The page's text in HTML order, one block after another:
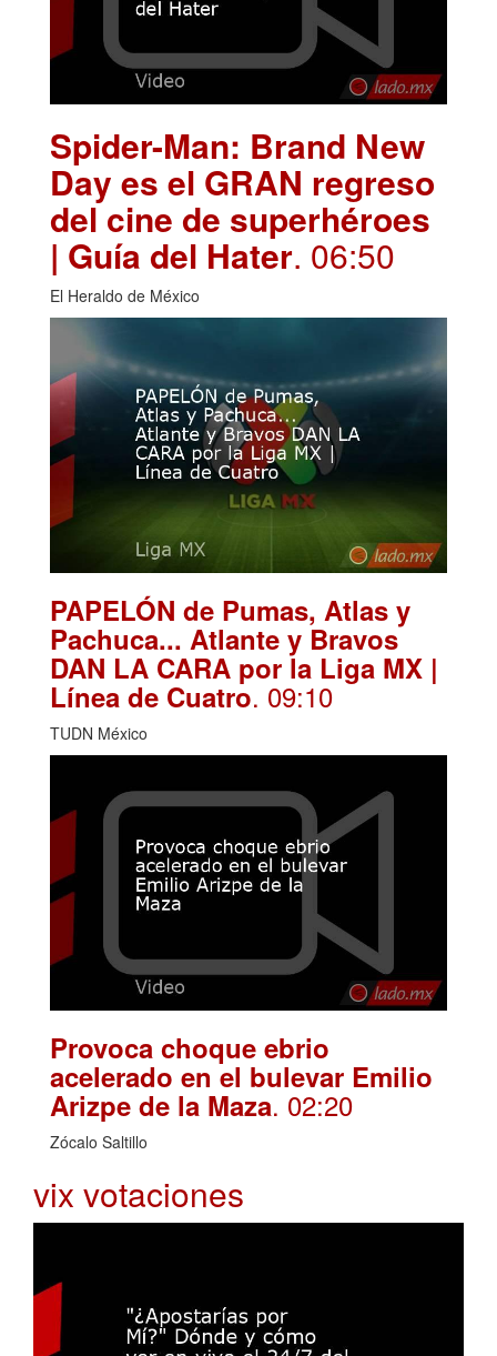
Spider-Man: Brand New
Day es el GRAN regreso
del cine de superhéroes
| Guía del Hater. 06:50
El Heraldo de México
PAPELÓN de Pumas, Atlas y
Pachuca... Atlante y Bravos
DAN LA CARA por la Liga MX |
Línea de Cuatro. 09:10
TUDN México
Provoca choque ebrio
acelerado en el bulevar Emilio
Arizpe de la Maza. 02:20
Zócalo Saltillo
vix votaciones